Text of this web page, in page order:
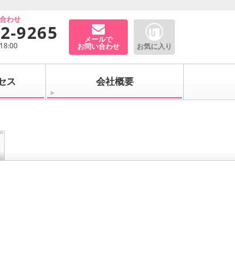
わせ
9265 メールで
お問い合わせ お気に入り
ス 会社概要